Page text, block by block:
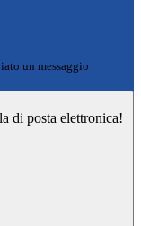
un messaggio
di posta elettronica!